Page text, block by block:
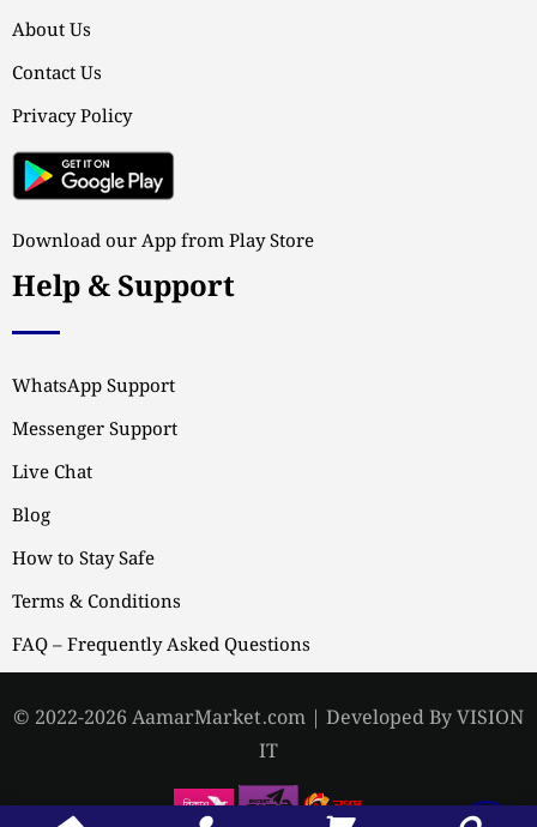
About Us
Contact Us
Privacy Policy
Download our App from Play Store
Help & Support
WhatsApp Support
Messenger Support
Live Chat
Blog
How to Stay Safe
Terms & Conditions
FAQ – Frequently Asked Questions
© 2022-2026 AamarMarket.com | Developed By VISION
IT